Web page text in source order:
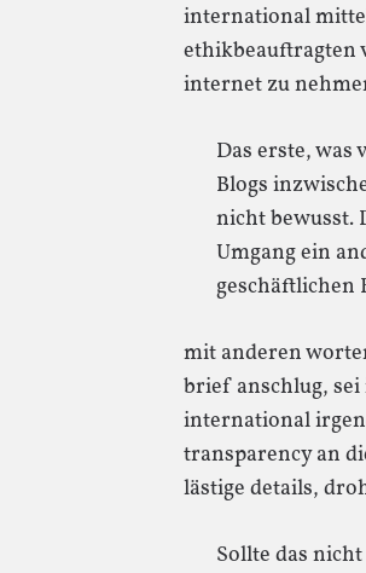
international
ethikbeauftragten
internet zu
Das erste,
Blogs
nicht bewusst.
Umgang ein
mit anderen
brief anschlug,
international
transparency an
lästige details,
Sollte das